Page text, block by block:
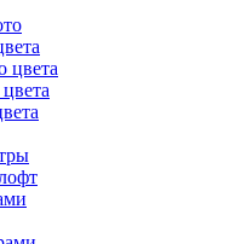
цвета